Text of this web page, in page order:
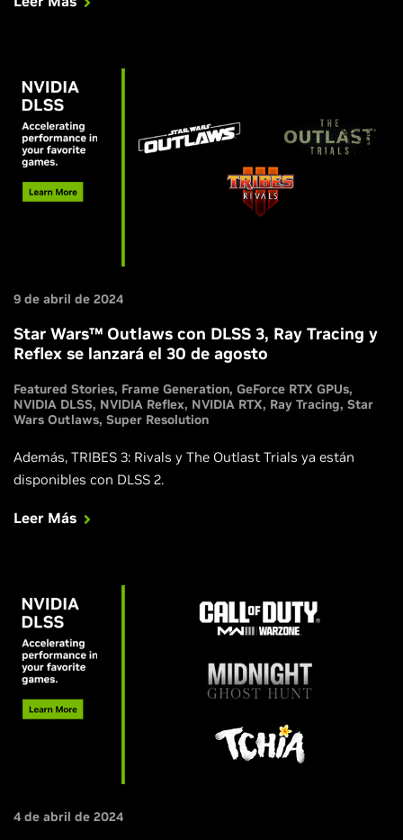
9 de abril de 2024
Star Wars™ Outlaws con DLSS 3, Ray Tracing y
Reflex se lanzará el 30 de agosto
Featured Stories Frame Generation GeForce RTX GPUs
NVIDIA DLSS NVIDIA Reflex NVIDIA RTX Ray Tracing Star
Wars Outlaws Super Resolution
Además, TRIBES 3: Rivals y The Outlast Trials ya están
disponibles con DLSS 2.
Leer Más
4 de abril de 2024